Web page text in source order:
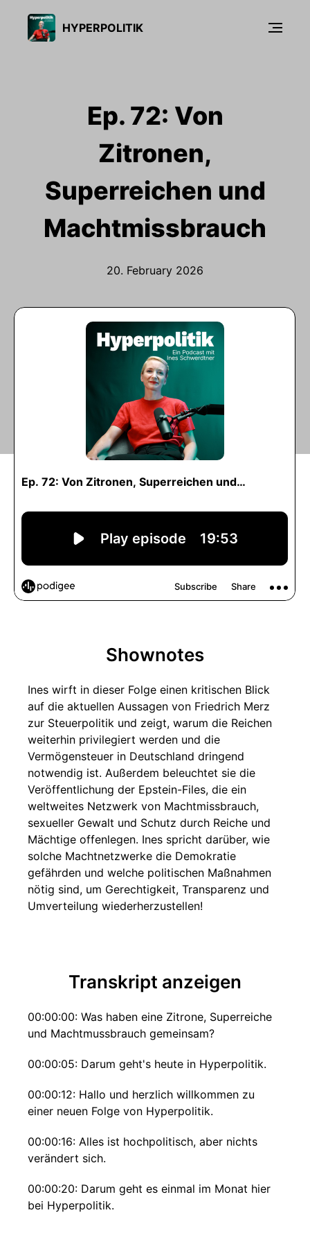
HYPERPOLITIK
Ep. 72: Von
Zitronen,
Superreichen und
Machtmissbrauch
20. February 2026
Shownotes
Ines wirft in dieser Folge einen kritischen Blick
auf die aktuellen Aussagen von Friedrich Merz
zur Steuerpolitik und zeigt, warum die Reichen
weiterhin privilegiert werden und die
Vermögensteuer in Deutschland dringend
notwendig ist. Außerdem beleuchtet sie die
Veröffentlichung der Epstein-Files, die ein
weltweites Netzwerk von Machtmissbrauch,
sexueller Gewalt und Schutz durch Reiche und
Mächtige offenlegen. Ines spricht darüber, wie
solche Machtnetzwerke die Demokratie
gefährden und welche politischen Maßnahmen
nötig sind, um Gerechtigkeit, Transparenz und
Umverteilung wiederherzustellen!
Transkript anzeigen
00:00:00: Was haben eine Zitrone, Superreiche
und Machtmussbrauch gemeinsam?
00:00:05: Darum geht's heute in Hyperpolitik.
00:00:12: Hallo und herzlich willkommen zu
einer neuen Folge von Hyperpolitik.
00:00:16: Alles ist hochpolitisch, aber nichts
verändert sich.
00:00:20: Darum geht es einmal im Monat hier
bei Hyperpolitik.